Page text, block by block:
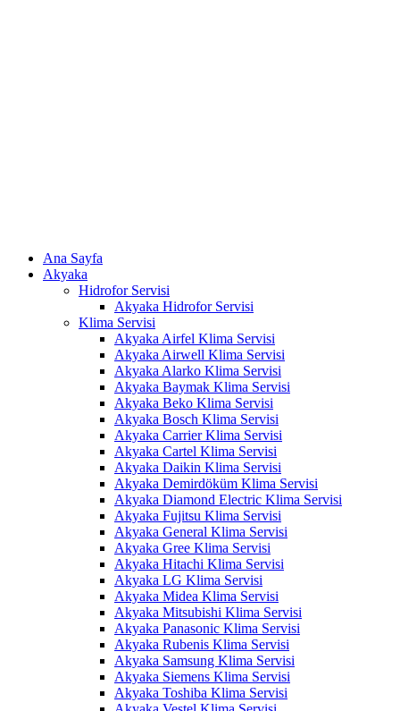
Ana Sayfa
Akyaka
Hidrofor Servisi
Akyaka Hidrofor Servisi
Klima Servisi
Akyaka Airfel Klima Servisi
Akyaka Airwell Klima Servisi
Akyaka Alarko Klima Servisi
Akyaka Baymak Klima Servisi
Akyaka Beko Klima Servisi
Akyaka Bosch Klima Servisi
Akyaka Carrier Klima Servisi
Akyaka Cartel Klima Servisi
Akyaka Daikin Klima Servisi
Akyaka Demirdöküm Klima Servisi
Akyaka Diamond Electric Klima Servisi
Akyaka Fujitsu Klima Servisi
Akyaka General Klima Servisi
Akyaka Gree Klima Servisi
Akyaka Hitachi Klima Servisi
Akyaka LG Klima Servisi
Akyaka Midea Klima Servisi
Akyaka Mitsubishi Klima Servisi
Akyaka Panasonic Klima Servisi
Akyaka Rubenis Klima Servisi
Akyaka Samsung Klima Servisi
Akyaka Siemens Klima Servisi
Akyaka Toshiba Klima Servisi